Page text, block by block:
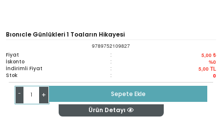
Bıonıcle Günlükleri 1 Toaların Hikayesi
9789752109827
Fiyat : 5,00 ₺
İskonto : %0
İndirimli Fiyat : 5,00 TL
Stok : 0
- +
Sepete Ekle
Ürün Detayı